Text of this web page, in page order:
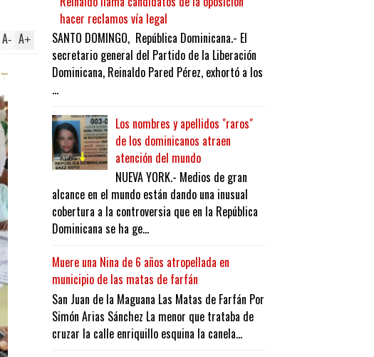
A+
A-
hacer reclamos vía legal
SANTO DOMINGO, República Dominicana.- El
secretario general del Partido de la Liberación
Dominicana, Reinaldo Pared Pérez, exhortó a los
...
Los nombres y apellidos "raros"
de los dominicanos atraen
atención del mundo
NUEVA YORK.- Medios de gran
alcance en el mundo están dando una inusual
cobertura a la controversia que en la República
Dominicana se ha ge...
Muere una Nina de 6 años atropellada en
municipio de las matas de farfán
San Juan de la Maguana Las Matas de Farfán Por
Simón Arias Sánchez La menor que trataba de
cruzar la calle enriquillo esquina la canela...